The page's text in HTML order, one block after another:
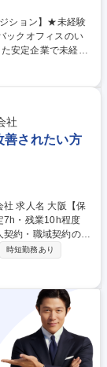
安定企業で未経験
て組織を牽引して
お客様とのやり取
、将来的には管理
！！
社
善されたい方
保
7h・残業10h程度
約・職域契約の新
お任せします。専
す。 【具体
の従業員の団体扱
全般 ■新規・更新
度
時短勤務あり